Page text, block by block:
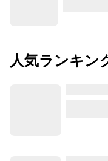
人気ランキン